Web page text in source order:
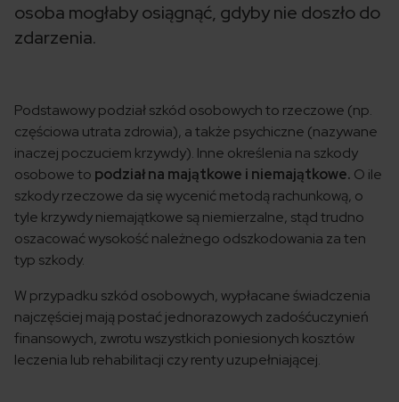
osoba mogłaby osiągnąć, gdyby nie doszło do
zdarzenia.
Podstawowy podział szkód osobowych to rzeczowe (np.
częściowa utrata zdrowia), a także psychiczne (nazywane
inaczej poczuciem krzywdy). Inne określenia na szkody
osobowe to podział na majątkowe i niemajątkowe. O ile
szkody rzeczowe da się wycenić metodą rachunkową, o
tyle krzywdy niemajątkowe są niemierzalne, stąd trudno
oszacować wysokość należnego odszkodowania za ten
typ szkody.
W przypadku szkód osobowych, wypłacane świadczenia
najczęściej mają postać jednorazowych zadośćuczynień
finansowych, zwrotu wszystkich poniesionych kosztów
leczenia lub rehabilitacji czy renty uzupełniającej.